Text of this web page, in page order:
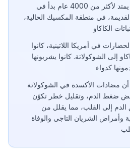
تاريخ الشوكولاتة الذي يمتد لأكثر من 4000 عام بدأ في
في منطقة المكسيك الحالية،
الكاكاو
في أمريكا اللاتينية، كانوا
إلى الشوكولاتة. كانوا يشربونها
كدواء
مضادات الأكسدة في الشوكولاتة
ضغط الدم، وتقليل خطر تكوّن
الدم إلى القلب، مما يقلل من
وأمراض الشريان التاجي والوفاة